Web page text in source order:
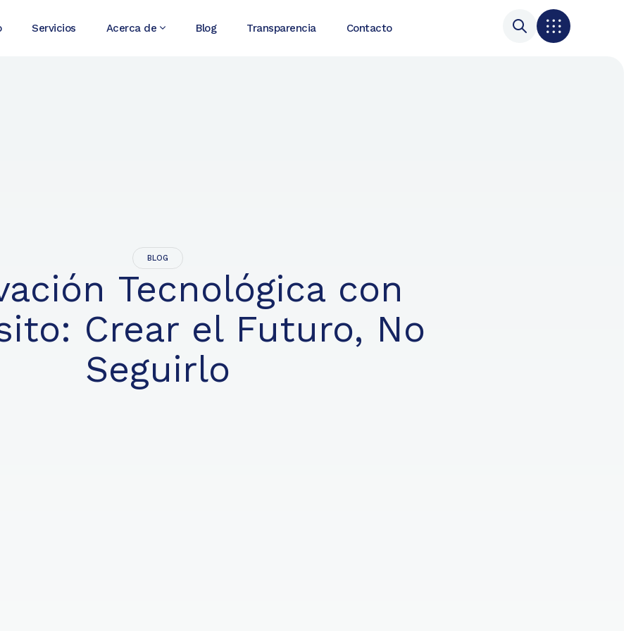
Servicios Acerca de Blog Transparencia Contacto
BLOG
Tecnológica con
Crear el Futuro, No
Seguirlo